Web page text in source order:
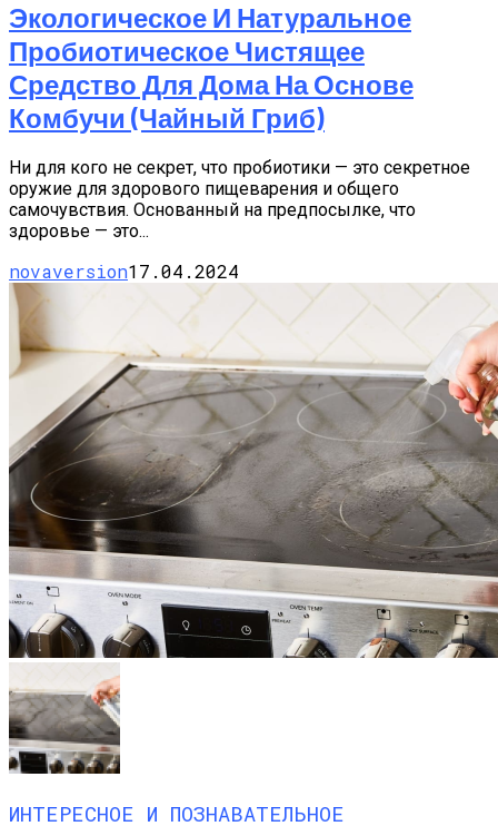
Экологическое И Натуральное
Пробиотическое Чистящее
Средство Для Дома На Основе
Комбучи (чайный Гриб)
Ни для кого не секрет, что пробиотики — это секретное
оружие для здорового пищеварения и общего
самочувствия. Основанный на предпосылке, что
здоровье — это...
novaversion17.04.2024
ИНТЕРЕСНОЕ И ПОЗНАВАТЕЛЬНОЕ